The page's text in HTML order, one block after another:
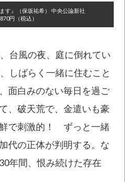
す』 （保坂祐希）
中央公論新社
円（税込）
台風の夜、庭に倒れてい
しばらく一緒に住むこと
面白みのない毎日を過ご
、破天荒で、金遣いも豪
で刺激的！ ずっと一緒
代の正体が判明する。な
年間、恨み続けた存在